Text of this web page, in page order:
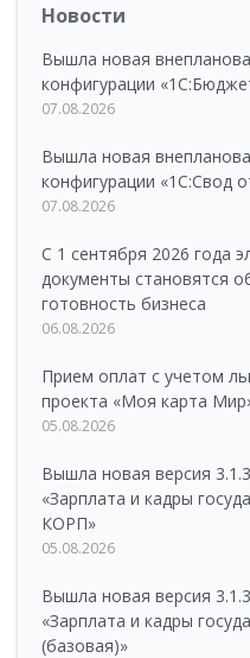
Новости
Вышла новая
конфигурации
07.08.2026
Вышла новая
конфигурации «1C:Свод
07.08.2026
С 1 сентября 2026 года
документы становятся
готовность бизнеса
06.08.2026
Прием оплат с учетом
проекта «Моя карта
05.08.2026
Вышла новая версия
«Зарплата и кадры
КОРП»
05.08.2026
Вышла новая версия
«Зарплата и кадры
(базовая)»